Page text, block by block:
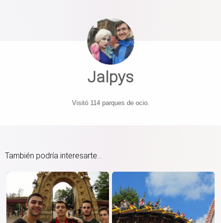
Jalpys
Visitó 114 parques de ocio.
También podría interesarte...